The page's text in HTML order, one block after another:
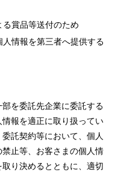
賞品等送付のため
情報を第三者へ提供する
を委託先企業に委託する
報を適正に取り扱ってい
託契約等において、個人
止等、お客さまの個人情
り決めるとともに、適切